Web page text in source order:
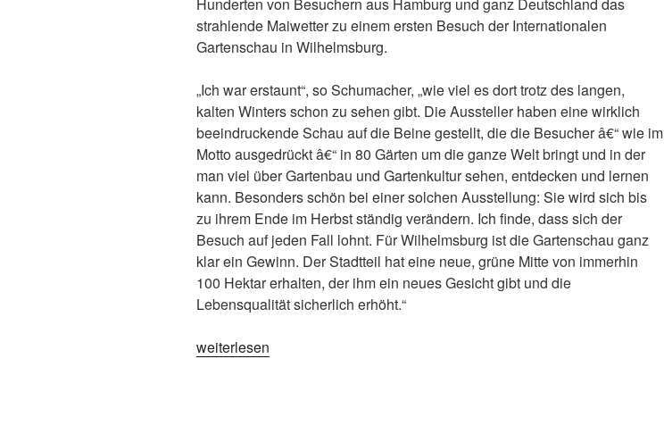
strahlende Maiwetter zu einem ersten Besuch der Internationalen
Gartenschau in Wilhelmsburg.
„Ich war erstaunt“, so Schumacher, „wie viel es dort trotz des langen,
kalten Winters schon zu sehen gibt. Die Aussteller haben eine wirklich
beeindruckende Schau auf die Beine gestellt, die die Besucher â€“ wie im
Motto ausgedrückt â€“ in 80 Gärten um die ganze Welt bringt und in der
man viel über Gartenbau und Gartenkultur sehen, entdecken und lernen
kann. Besonders schön bei einer solchen Ausstellung: Sie wird sich bis
zu ihrem Ende im Herbst ständig verändern. Ich finde, dass sich der
Besuch auf jeden Fall lohnt. Für Wilhelmsburg ist die Gartenschau ganz
klar ein Gewinn. Der Stadtteil hat eine neue, grüne Mitte von immerhin
100 Hektar erhalten, der ihm ein neues Gesicht gibt und die
Lebensqualität sicherlich erhöht.“
„Besuch
weiterlesen